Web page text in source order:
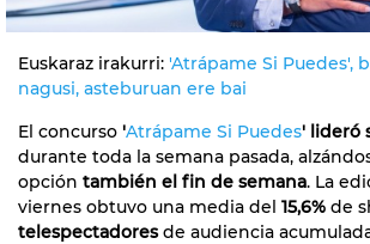
Euskaraz irakurri: 'Atrápame Si Puedes',
nagusi, asteburuan ere bai
El concurso 'Atrápame Si Puedes' lideró
durante toda la semana pasada,
opción también el fin de semana. La
viernes obtuvo una media del 15,6% de
telespectadoresde audiencia